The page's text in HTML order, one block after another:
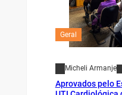
Geral
Micheli Armanje
Aprovados pelo